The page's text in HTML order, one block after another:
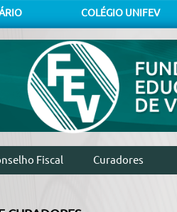
COLÉGIO UNIFEV
Fiscal Curadores